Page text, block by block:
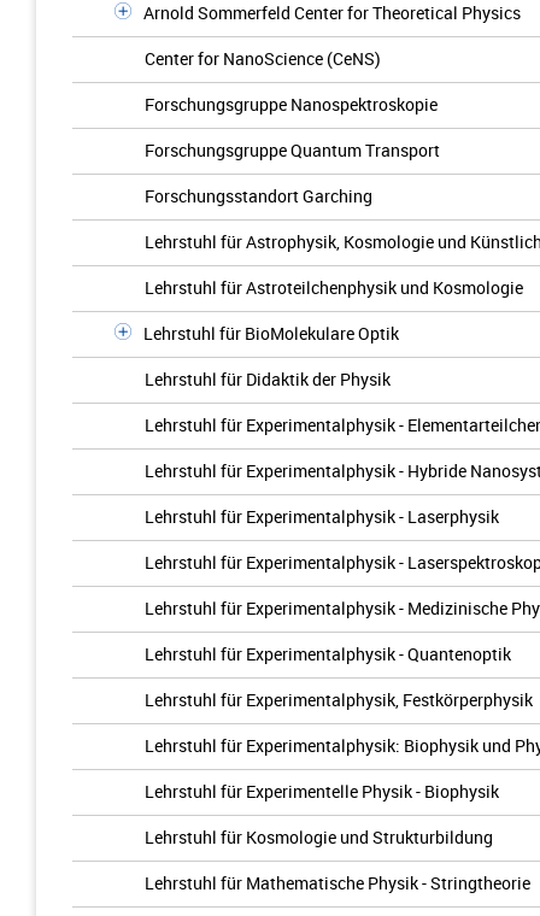
Arnold Sommerfeld Center for Theoretical Physics
Center for NanoScience (CeNS)
Forschungsgruppe Nanospektroskopie
Forschungsgruppe Quantum Transport
Forschungsstandort Garching
Lehrstuhl für Astrophysik, Kosmologie und
Lehrstuhl für Astroteilchenphysik und Kosmologie
Lehrstuhl für BioMolekulare Optik
Lehrstuhl für Didaktik der Physik
Lehrstuhl für Experimentalphysik -
Lehrstuhl für Experimentalphysik - Hybride
Lehrstuhl für Experimentalphysik - Laserphysik
Lehrstuhl für Experimentalphysik -
Lehrstuhl für Experimentalphysik - Medizinische
Lehrstuhl für Experimentalphysik - Quantenoptik
Lehrstuhl für Experimentalphysik, Festkörperphysik
Lehrstuhl für Experimentalphysik: Biophysik und
Lehrstuhl für Experimentelle Physik - Biophysik
Lehrstuhl für Kosmologie und Strukturbildung
Lehrstuhl für Mathematische Physik - Stringtheorie